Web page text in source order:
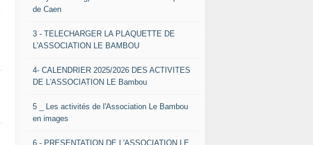
de Caen
3 - TELECHARGER LA PLAQUETTE DE
L'ASSOCIATION LE BAMBOU
4- CALENDRIER 2025/2026 DES ACTIVITES
DE L'ASSOCIATION LE Bambou
5 _ Les activités de l'Association Le Bambou
en images
6 - PRESENTATION DE L'ASSOCIATION LE